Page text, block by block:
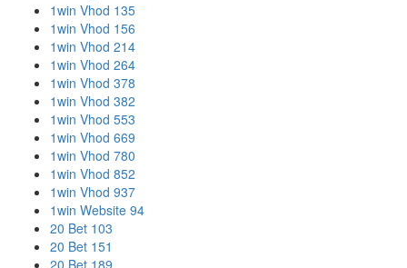
1win Vhod 135
1win Vhod 156
1win Vhod 214
1win Vhod 264
1win Vhod 378
1win Vhod 382
1win Vhod 553
1win Vhod 669
1win Vhod 780
1win Vhod 852
1win Vhod 937
1win Website 94
20 Bet 103
20 Bet 151
20 Bet 189